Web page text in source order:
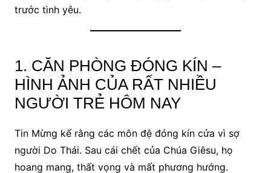
trước tình yêu.
1. CĂN PHÒNG ĐÓNG KÍN –
HÌNH ẢNH CỦA RẤT NHIỀU
NGƯỜI TRẺ HÔM NAY
Tin Mừng kể rằng các môn đệ đóng kín cửa vì sợ
người Do Thái. Sau cái chết của Chúa Giêsu, họ
hoang mang, thất vọng và mất phương hướng.